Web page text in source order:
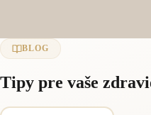
BLOG
Tipy pre vaše